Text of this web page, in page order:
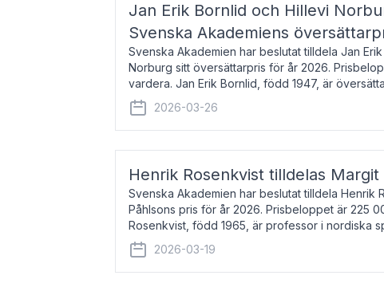
Jan Erik Bornlid och Hillevi
Svenska Akademiens
Svenska Akademien har beslutat tilldela Jan
Norburg sitt översättarpris för år 2026.
vardera. Jan Erik Bornlid, född 1947, är
främst känd för sina översät
2026-03-26
Henrik Rosenkvist tilldelas Margit
Svenska Akademien har beslutat tilldela Henrik
Påhlsons pris för år 2026. Prisbeloppet är 225
Rosenkvist, född 1965, är professor i nordiska
universitet. Han disputerade 2004 på avhan
2026-03-19